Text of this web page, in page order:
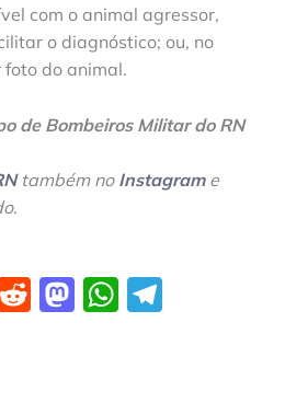
com o animal agressor,
o diagnóstico; ou, no
foto do animal.
de Bombeiros Militar do RN
também no Instagrame
.
Reddit
Mastodon